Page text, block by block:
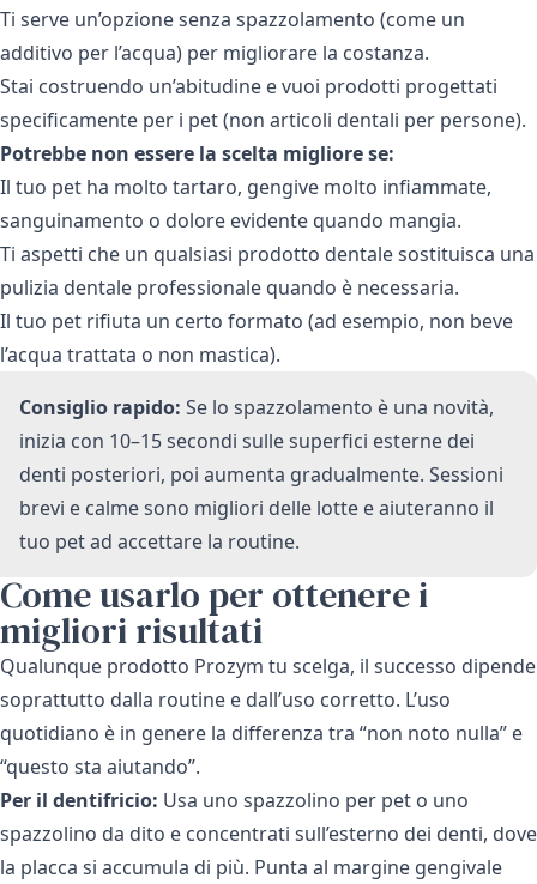
Ti serve un’opzione senza spazzolamento (come un
additivo per l’acqua) per migliorare la costanza.
Stai costruendo un’abitudine e vuoi prodotti progettati
specificamente per i pet (non articoli dentali per persone).
Potrebbe non essere la scelta migliore se:
Il tuo pet ha molto tartaro, gengive molto infiammate,
sanguinamento o dolore evidente quando mangia.
Ti aspetti che un qualsiasi prodotto dentale sostituisca una
pulizia dentale professionale quando è necessaria.
Il tuo pet rifiuta un certo formato (ad esempio, non beve
l’acqua trattata o non mastica).
Consiglio rapido: Se lo spazzolamento è una novità,
inizia con 10–15 secondi sulle superfici esterne dei
denti posteriori, poi aumenta gradualmente. Sessioni
brevi e calme sono migliori delle lotte e aiuteranno il
tuo pet ad accettare la routine.
Come usarlo per ottenere i
migliori risultati
Qualunque prodotto Prozym tu scelga, il successo dipende
soprattutto dalla routine e dall’uso corretto. L’uso
quotidiano è in genere la differenza tra “non noto nulla” e
“questo sta aiutando”.
Per il dentifricio: Usa uno spazzolino per pet o uno
spazzolino da dito e concentrati sull’esterno dei denti, dove
la placca si accumula di più. Punta al margine gengivale